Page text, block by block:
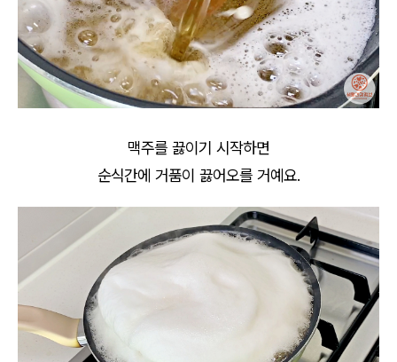
맥주를 끓이기 시작하면
순식간에 거품이 끓어오를 거예요.